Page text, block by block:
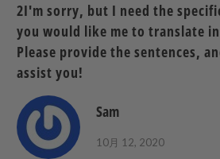
を
Twitter
で
る
す
る
す
る
2I'm sorry, but I need the
you would like me to translate
Please provide the sentences,
assist you!
Sam
10月 12, 2020